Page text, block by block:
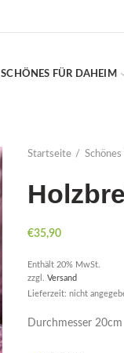
SCHÖNES FÜR DAHEIM
Startseite
€35,90
Enthält 20% MwSt.
zzgl. Versand
Lieferzeit: nicht
Durchmesser 20cm